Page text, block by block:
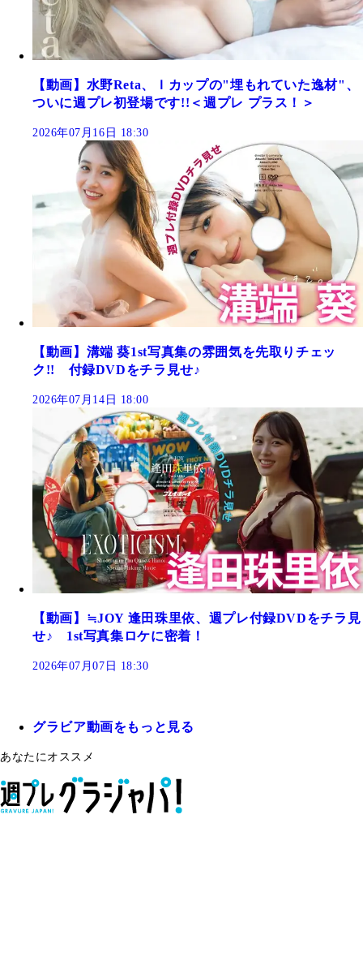
【動画】水野Reta、Ｉカップの"埋もれていた逸材"、
ついに週プレ初登場です!!＜週プレ プラス！＞
2026年07月16日 18:30
【動画】溝端 葵1st写真集の雰囲気を先取りチェッ
ク!! 付録DVDをチラ見せ♪
2026年07月14日 18:00
【動画】≒JOY 逢田珠里依、週プレ付録DVDをチラ見
せ♪ 1st写真集ロケに密着！
2026年07月07日 18:30
グラビア動画をもっと見る
あなたにオススメ